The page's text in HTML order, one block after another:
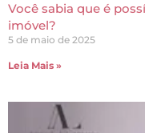
Você sabia que é
imóvel?
5 de maio de 2025
Leia Mais »